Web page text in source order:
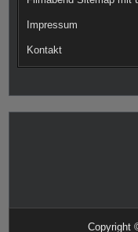
Impressum
Kontakt
Copyright